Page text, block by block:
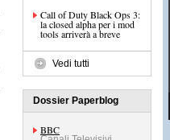
Call of Duty Black Ops 3:
la closed alpha per i mod
tools arriverà a breve
Vedi tutti
Dossier Paperblog
BBC